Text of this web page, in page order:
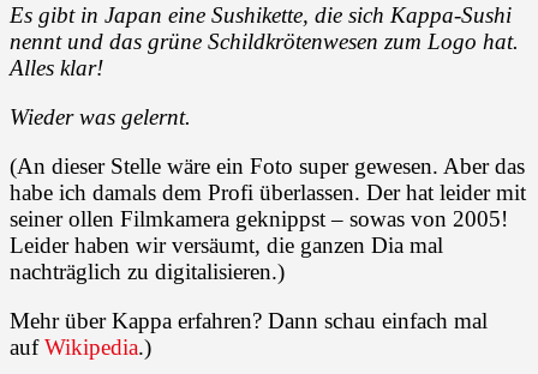
Es gibt in Japan eine Sushikette, die sich Kappa-Sushi
nennt und das grüne Schildkrötenwesen zum Logo hat.
Alles klar!
Wieder was gelernt.
(An dieser Stelle wäre ein Foto super gewesen. Aber das
habe ich damals dem Profi überlassen. Der hat leider mit
seiner ollen Filmkamera geknippst – sowas von 2005!
Leider haben wir versäumt, die ganzen Dia mal
nachträglich zu digitalisieren.)
Mehr über Kappa erfahren? Dann schau einfach mal
aufWikipedia.)